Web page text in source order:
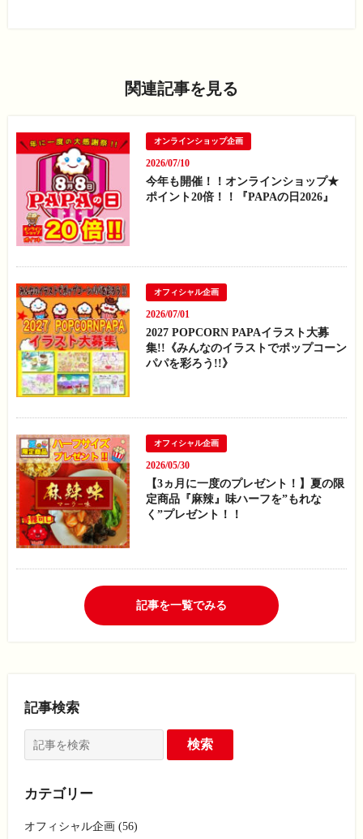
関連記事を見る
2026/07/10
今年も開催！！オンラインショップ★
ポイント20倍！！『PAPAの日2026』
オンラインショップ企画
2026/07/01
2027 POPCORN PAPAイラスト大募
集!!《みんなのイラストでポップコーン
パパを彩ろう!!》
オフィシャル企画
2026/05/30
【3ヵ月に一度のプレゼント！】夏の限
定商品『麻辣』味ハーフを”もれな
く”プレゼント！！
オフィシャル企画
記事を一覧でみる
記事検索
カテゴリー
オフィシャル企画 (56)